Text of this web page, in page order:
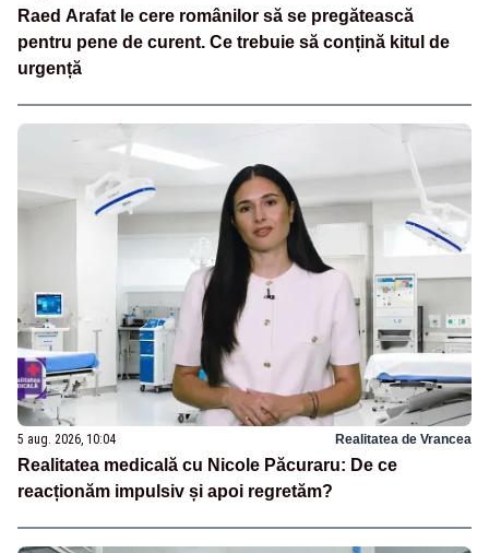
Raed Arafat le cere românilor să se pregătească
pentru pene de curent. Ce trebuie să conțină kitul de
urgență
5 aug. 2026, 10:04 Realitatea de Vrancea
Realitatea medicală cu Nicole Păcuraru: De ce
reacționăm impulsiv și apoi regretăm?